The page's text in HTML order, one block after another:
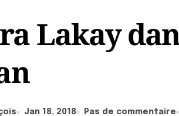
Lakay
Jan 18, 2018 Pas de commentaire